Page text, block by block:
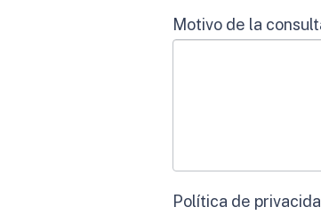
Motivo de la
Política de